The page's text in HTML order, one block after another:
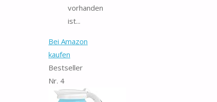
vorhanden
ist...
Bei Amazon
kaufen
Bestseller
Nr. 4